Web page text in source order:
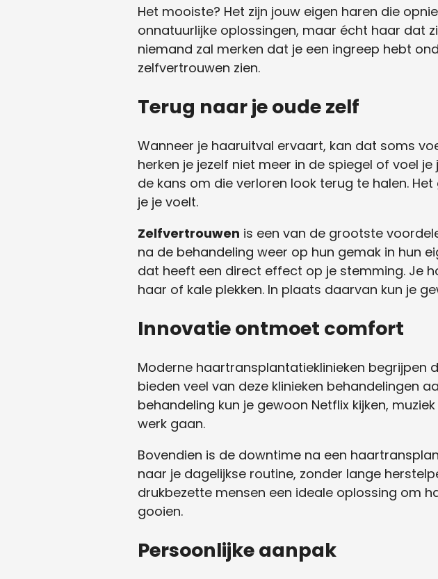
Het mooiste? Het zijn jouw eigen haren die
onnatuurlijke oplossingen, maar écht haar dat
niemand zal merken dat je een ingreep hebt
zelfvertrouwen zien.
Terug naar je oude zelf
Wanneer je haaruitval ervaart, kan dat soms
herken je jezelf niet meer in de spiegel of voel
de kans om die verloren look terug te halen.
je je voelt.
Zelfvertrouwen is een van de grootste
na de behandeling weer op hun gemak in hun
dat heeft een direct effect op je stemming. Je
haar of kale plekken. In plaats daarvan kun je
Innovatie ontmoet comfort
Moderne haartransplantatieklinieken
bieden veel van deze klinieken behandelingen
behandeling kun je gewoon Netflix kijken,
werk gaan.
Bovendien is de downtime na een
naar je dagelijkse routine, zonder lange
drukbezette mensen een ideale oplossing om
gooien.
Persoonlijke aanpak